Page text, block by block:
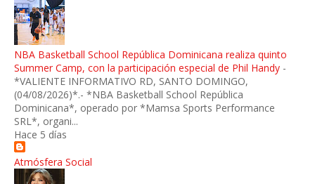
NBA Basketball School República Dominicana realiza quinto
Summer Camp, con la participación especial de Phil Handy -
*VALIENTE INFORMATIVO RD, SANTO DOMINGO,
(04/08/2026)*.- *NBA Basketball School República
Dominicana*, operado por *Mamsa Sports Performance
SRL*, organi...
Hace 5 días
Atmósfera Social